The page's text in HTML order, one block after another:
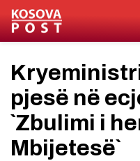
pjesë në
`Zbulimi i
Mbijetesë`